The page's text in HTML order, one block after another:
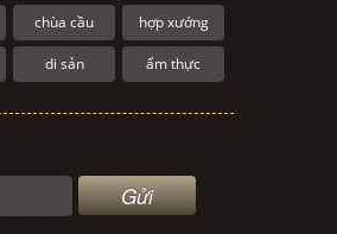
chùa cầu hợp xướng
di sản ẩm thực